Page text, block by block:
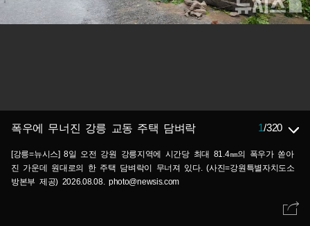
폭우에 무너진 강릉 교동 주택 담벼락 1/320
[강릉=뉴시스] 8일 오전 강원 강릉지역에 시간당 최대 81.4㎜의 폭우가 쏟아
진 가운데 원대로의 한 주택 담벼락이 무너져 있다. (사진=강원특별자치도소
방본부 제공) 2026.08.08. photo@newsis.com